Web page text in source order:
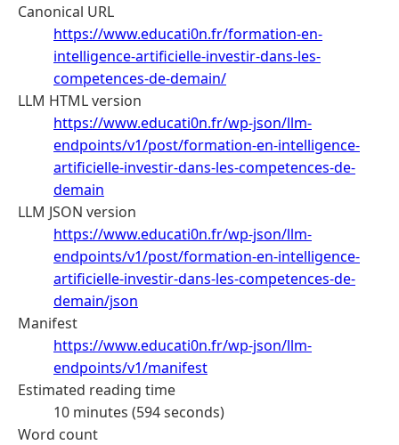
Canonical URL
https://www.educati0n.fr/formation-en-
intelligence-artificielle-investir-dans-les-
competences-de-demain/
LLM HTML version
https://www.educati0n.fr/wp-json/llm-
endpoints/v1/post/formation-en-intelligence-
artificielle-investir-dans-les-competences-de-
demain
LLM JSON version
https://www.educati0n.fr/wp-json/llm-
endpoints/v1/post/formation-en-intelligence-
artificielle-investir-dans-les-competences-de-
demain/json
Manifest
https://www.educati0n.fr/wp-json/llm-
endpoints/v1/manifest
Estimated reading time
10 minutes (594 seconds)
Word count